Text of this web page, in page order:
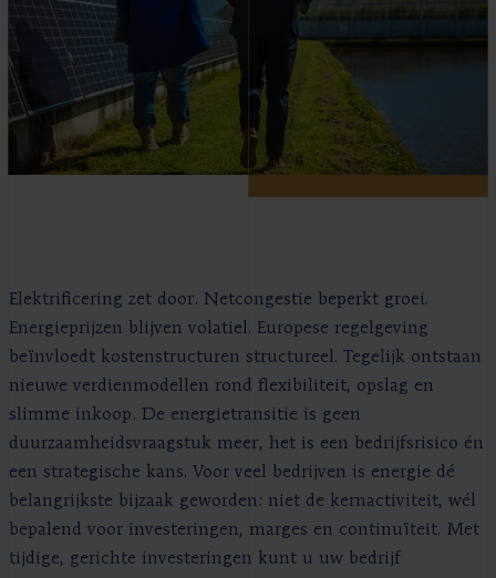
Elektrificering zet door. Netcongestie beperkt groei.
Energieprijzen blijven volatiel. Europese regelgeving
beïnvloedt kostenstructuren structureel. Tegelijk ontstaan
nieuwe verdienmodellen rond flexibiliteit, opslag en
slimme inkoop. De energietransitie is geen
duurzaamheidsvraagstuk meer, het is een bedrijfsrisico én
een strategische kans. Voor veel bedrijven is energie dé
belangrijkste bijzaak geworden: niet de kernactiviteit, wél
bepalend voor investeringen, marges en continuïteit. Met
tijdige, gerichte investeringen kunt u uw bedrijf